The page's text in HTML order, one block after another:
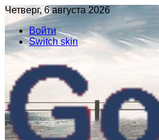
Четверг, 6 августа 2026
Войти
Switch skin